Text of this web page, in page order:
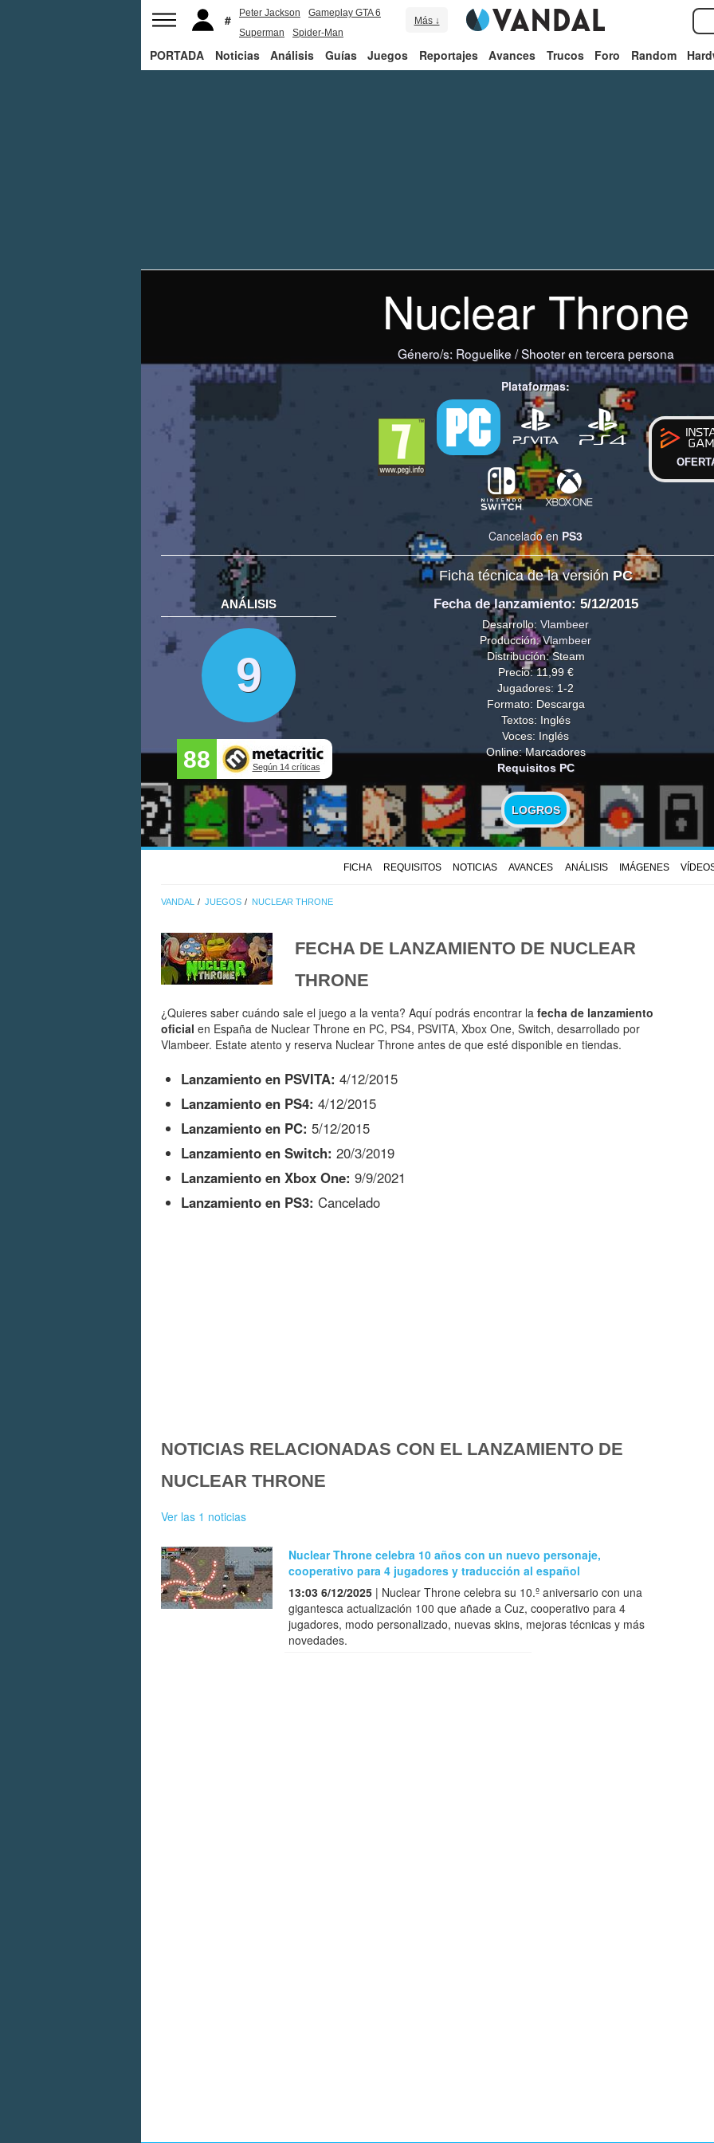
Peter Jackson
Gameplay GTA 6
Superman
Spider-Man
Más ↓
PORTADA Noticias Análisis Guías Juegos Reportajes Avances Trucos Foro Random
Nuclear Throne
Género/s: Roguelike/Shooter en tercera persona
Plataformas:
Cancelado en PS3
Ficha técnica de la versión PC
ANÁLISIS
9
88 Según 14 críticas
Fecha de lanzamiento: 5/12/2015
Desarrollo: Vlambeer
Producción:Vlambeer
Distribución: Steam
Precio: 11,99 €
Jugadores: 1-2
Formato: Descarga
Textos: Inglés
Voces: Inglés
Online: Marcadores
Requisitos PC
LOGROS
FICHA REQUISITOS NOTICIAS AVANCES ANÁLISIS IMÁGENES
VANDAL JUEGOS NUCLEAR THRONE
FECHA DE LANZAMIENTO DE NUCLEAR
THRONE
¿Quieres saber cuándo sale el juego a la venta? Aquí podrás encontrar la fecha de lanzamiento
oficial en España de Nuclear Throne en PC, PS4, PSVITA, Xbox One, Switch, desarrollado por
Vlambeer. Estate atento y reserva Nuclear Throne antes de que esté disponible en tiendas.
Lanzamiento en PSVITA: 4/12/2015
Lanzamiento en PS4: 4/12/2015
Lanzamiento en PC: 5/12/2015
Lanzamiento en Switch: 20/3/2019
Lanzamiento en Xbox One: 9/9/2021
Lanzamiento en PS3: Cancelado
NOTICIAS RELACIONADAS CON EL LANZAMIENTO DE
NUCLEAR THRONE
Ver las 1 noticias
Nuclear Throne celebra 10 años con un nuevo personaje,
cooperativo para 4 jugadores y traducción al español
13:03 6/12/2025 | Nuclear Throne celebra su 10.º aniversario con una
gigantesca actualización 100 que añade a Cuz, cooperativo para 4
jugadores, modo personalizado, nuevas skins, mejoras técnicas y más
novedades.